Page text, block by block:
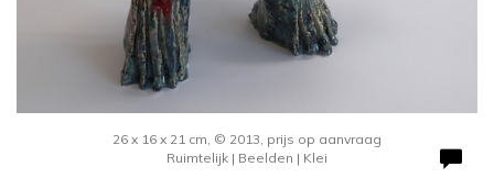
26 x 16 x 21 cm, © 2013, prijs op aanvraag
Ruimtelijk | Beelden | Klei